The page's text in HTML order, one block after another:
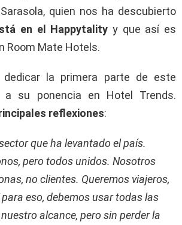
quien nos ha descubierto
en el Happytality y que así es
Room Mate Hotels.
dedicar la primera parte de este
a su ponencia en Hotel Trends.
reflexiones:
que ha levantado el país.
pero todos unidos. Nosotros
no clientes. Queremos viajeros,
eso, debemos usar todas las
alcance, pero sin perder la